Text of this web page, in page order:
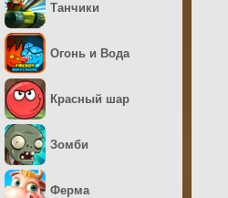
Танчики
Огонь и Вода
Красный шар
Зомби
Ферма